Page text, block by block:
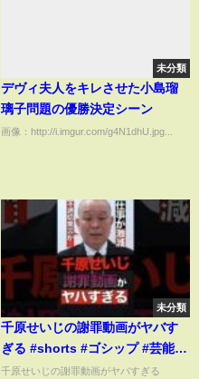
未分類
デヴィ夫人をキレさせた小島瑠
璃子問題の優勝決定シーン
画像：http://i.imgur.com/g4N1dhU.jpg...
未分類
千原せいじの謝罪動画がヤバす
ぎる #shorts #ゴシップ #芸能人
#芸能界 #おもしろい #雑学 #河
千原せいじの謝罪動画がヤバすぎる